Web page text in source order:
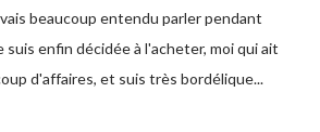
beaucoup entendu parler pendant
enfin décidée à l'acheter, moi qui ait
d'affaires, et suis très bordélique...